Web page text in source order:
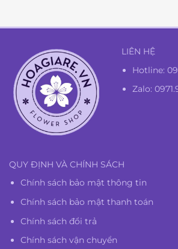
LIÊN HỆ
Hotline:
Zalo:
QUY ĐỊNH VÀ CHÍNH SÁCH
Chính sách bảo mật thông tin
Chính sách bảo mật thanh toán
Chính sách đổi trả
Chính sách vận chuyển